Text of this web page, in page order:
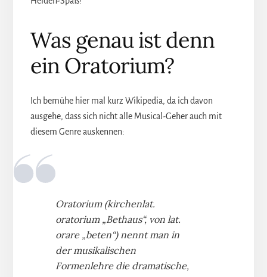
Was genau ist denn
ein Oratorium?
Ich bemühe hier mal kurz Wikipedia, da ich davon
ausgehe, dass sich nicht alle Musical-Geher auch mit
diesem Genre auskennen:
Oratorium (kirchenlat.
oratorium „Bethaus“, von lat.
orare „beten“) nennt man in
der musikalischen
Formenlehre die dramatische,